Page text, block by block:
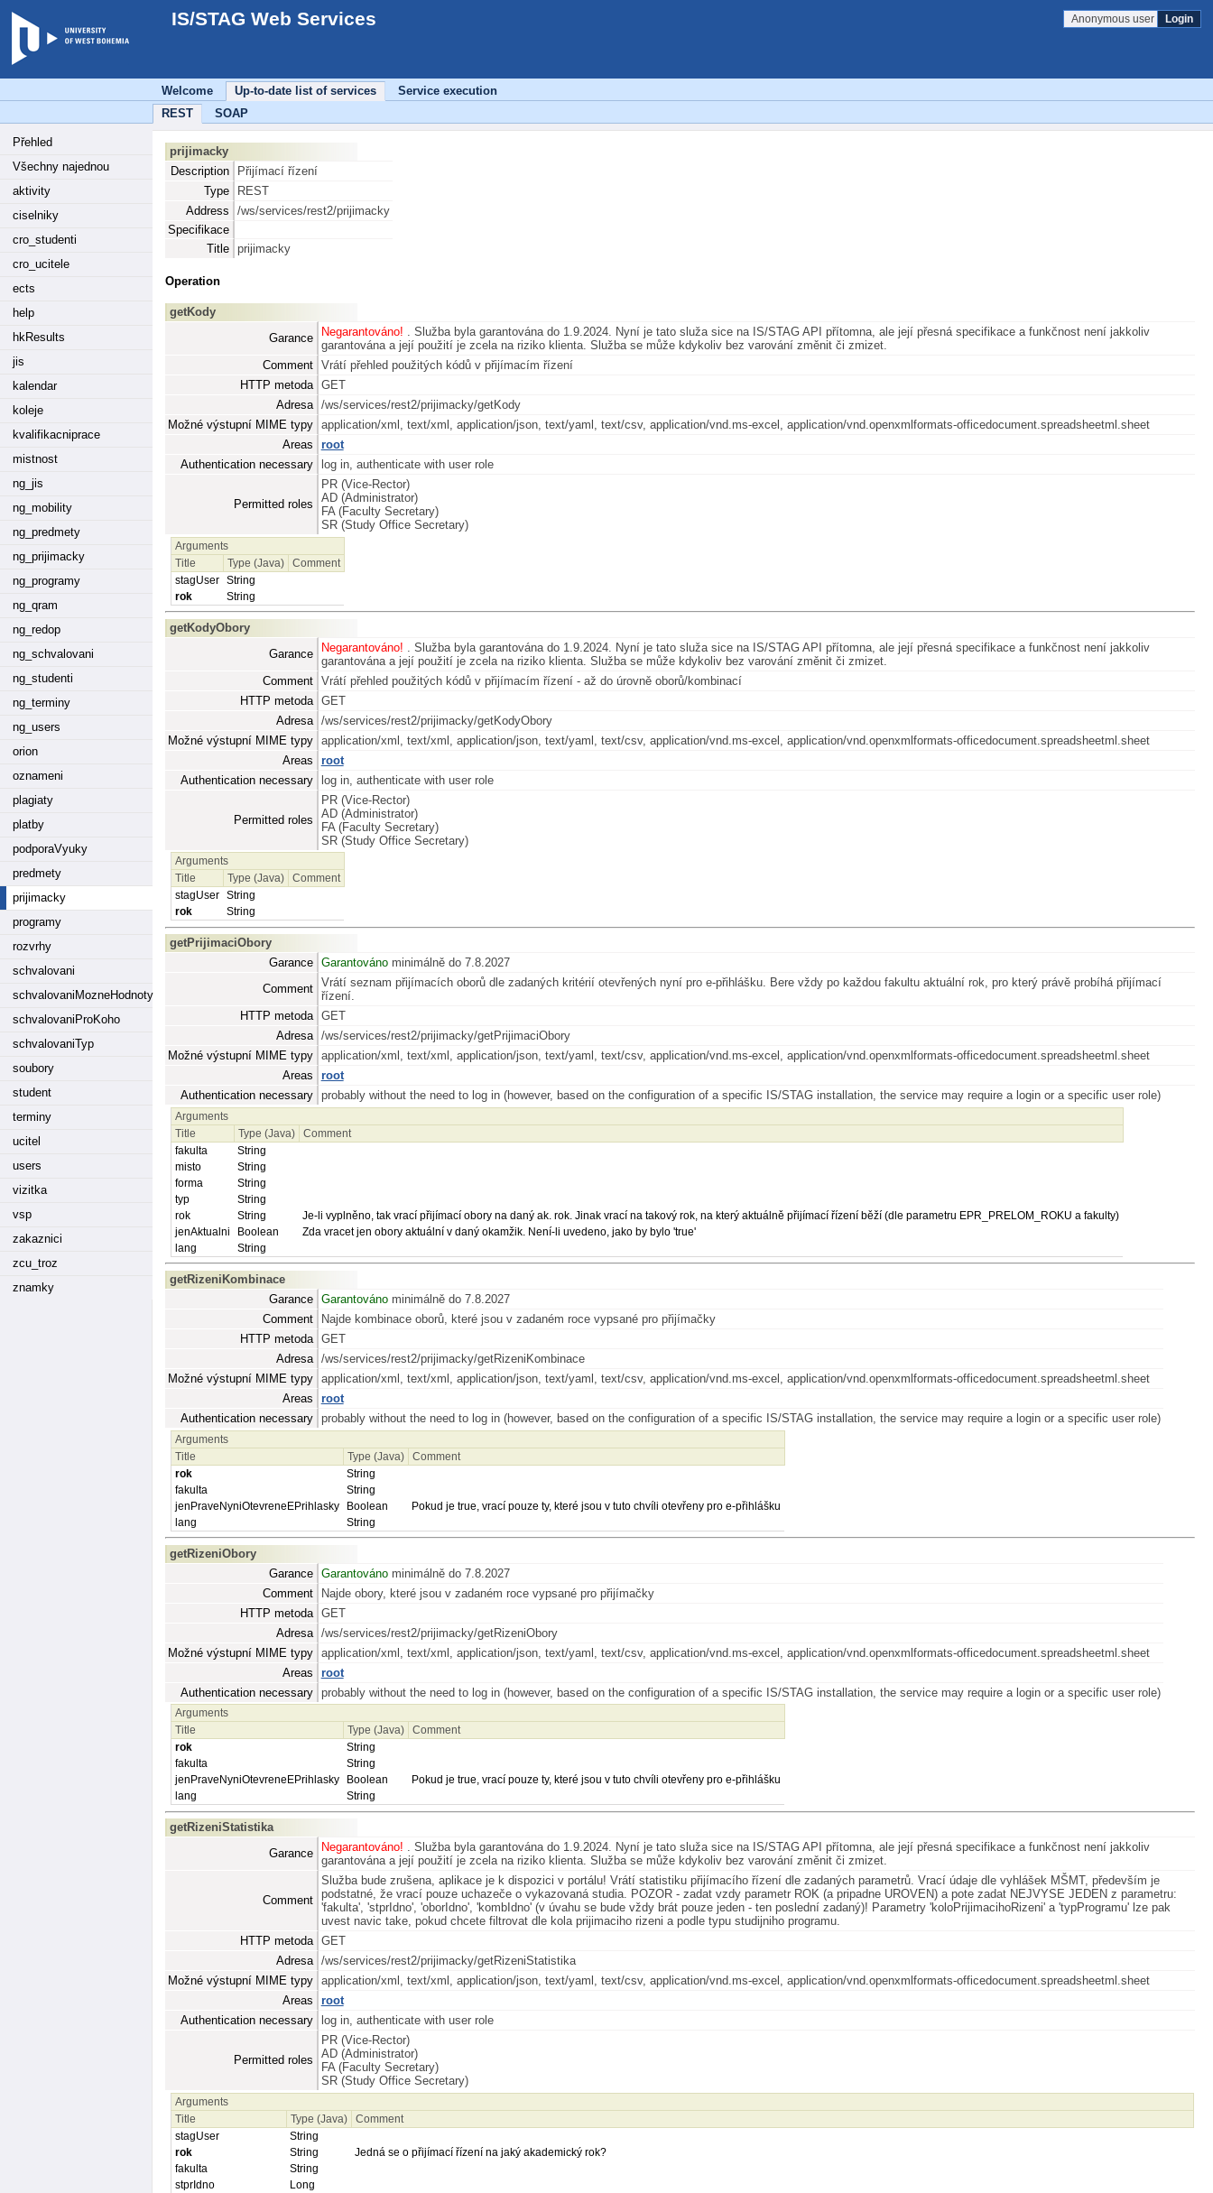
IS/STAG Web Services Anonymous user Login
Welcome Up-to-date list of services
Service execution
REST
SOAP
Přehled
Všechny najednou
aktivity
ciselniky
cro_studenti
cro_ucitele
ects
help
hkResults
jis
kalendar
koleje
kvalifikacniprace
mistnost
ng_jis
ng_mobility
ng_predmety
ng_prijimacky
ng_programy
ng_qram
ng_redop
ng_schvalovani
ng_studenti
ng_terminy
ng_users
orion
oznameni
plagiaty
platby
podporaVyuky
predmety
prijimacky
programy
rozvrhy
schvalovani
schvalovaniMozneHodnoty
schvalovaniProKoho
schvalovaniTyp
soubory
student
terminy
ucitel
users
vizitka
vsp
zakaznici
zcu_troz
znamky
prijimacky
Description
Přijímací řízení
Type
REST
Address
/ws/services/rest2/prijimacky
Specifikace
Title
prijimacky
Operation
getKody
Garance
Negarantováno! . Služba byla garantována do 1.9.2024. Nyní je tato služa sice na IS/STAG API přítomna, ale její přesná specifikace a funkčnost není jakkoliv
garantována a její použití je zcela na riziko klienta. Služba se může kdykoliv bez varování změnit či zmizet.
Comment
Vrátí přehled použitých kódů v přijímacím řízení
HTTP metoda
GET
Adresa
/ws/services/rest2/prijimacky/getKody
Možné výstupní MIME typy
application/xml, text/xml, application/json, text/yaml, text/csv, application/vnd.ms-excel, application/vnd.openxmlformats-officedocument.spreadsheetml.sheet
Areas
root
Authentication necessary
log in, authenticate with user role
Permitted roles
PR (Vice-Rector)
AD (Administrator)
FA (Faculty Secretary)
SR (Study Office Secretary)
Arguments
Title
Type (Java)
Comment
stagUser String
rok
String
getKodyObory
Garance
Negarantováno! . Služba byla garantována do 1.9.2024. Nyní je tato služa sice na IS/STAG API přítomna, ale její přesná specifikace a funkčnost není jakkoliv
garantována a její použití je zcela na riziko klienta. Služba se může kdykoliv bez varování změnit či zmizet.
Comment
Vrátí přehled použitých kódů v přijímacím řízení - až do úrovně oborů/kombinací
HTTP metoda
GET
Adresa
/ws/services/rest2/prijimacky/getKodyObory
Možné výstupní MIME typy
application/xml, text/xml, application/json, text/yaml, text/csv, application/vnd.ms-excel, application/vnd.openxmlformats-officedocument.spreadsheetml.sheet
Areas
root
Authentication necessary
log in, authenticate with user role
Permitted roles
PR (Vice-Rector)
AD (Administrator)
FA (Faculty Secretary)
SR (Study Office Secretary)
Arguments
Title
Type (Java)
Comment
stagUser String
rok
String
getPrijimaciObory
Garance
Garantovánominimálně do 7.8.2027
Comment
Vrátí seznam přijímacích oborů dle zadaných kritérií otevřených nyní pro e-přihlášku. Bere vždy po každou fakultu aktuální rok, pro který právě probíhá přijímací
řízení.
HTTP metoda
GET
Adresa
/ws/services/rest2/prijimacky/getPrijimaciObory
Možné výstupní MIME typy
application/xml, text/xml, application/json, text/yaml, text/csv, application/vnd.ms-excel, application/vnd.openxmlformats-officedocument.spreadsheetml.sheet
Areas
root
Authentication necessary
probably without the need to log in (however, based on the configuration of a specific IS/STAG installation, the service may require a login or a specific user role)
Arguments
Title
Type (Java)
Comment
fakulta
String
misto
String
forma
String
typ
String
rok
String
Je-li vyplněno, tak vrací přijímací obory na daný ak. rok. Jinak vrací na takový rok, na který aktuálně přijímací řízení běží (dle parametru EPR_PRELOM_ROKU a fakulty)
jenAktualni
Boolean
Zda vracet jen obory aktuální v daný okamžik. Není-li uvedeno, jako by bylo 'true'
lang
String
getRizeniKombinace
Garance
Garantovánominimálně do 7.8.2027
Comment
Najde kombinace oborů, které jsou v zadaném roce vypsané pro přijímačky
HTTP metoda
GET
Adresa
/ws/services/rest2/prijimacky/getRizeniKombinace
Možné výstupní MIME typy
application/xml, text/xml, application/json, text/yaml, text/csv, application/vnd.ms-excel, application/vnd.openxmlformats-officedocument.spreadsheetml.sheet
Areas
root
Authentication necessary
probably without the need to log in (however, based on the configuration of a specific IS/STAG installation, the service may require a login or a specific user role)
Arguments
Title
Type (Java)
Comment
rok
String
fakulta
String
jenPraveNyniOtevreneEPrihlasky
Boolean
Pokud je true, vrací pouze ty, které jsou v tuto chvíli otevřeny pro e-přihlášku
lang
String
getRizeniObory
Garance
Garantovánominimálně do 7.8.2027
Comment
Najde obory, které jsou v zadaném roce vypsané pro přijímačky
HTTP metoda
GET
Adresa
/ws/services/rest2/prijimacky/getRizeniObory
Možné výstupní MIME typy
application/xml, text/xml, application/json, text/yaml, text/csv, application/vnd.ms-excel, application/vnd.openxmlformats-officedocument.spreadsheetml.sheet
Areas
root
Authentication necessary
probably without the need to log in (however, based on the configuration of a specific IS/STAG installation, the service may require a login or a specific user role)
Arguments
Title
Type (Java)
Comment
rok
String
fakulta
String
jenPraveNyniOtevreneEPrihlasky
Boolean
Pokud je true, vrací pouze ty, které jsou v tuto chvíli otevřeny pro e-přihlášku
lang
String
getRizeniStatistika
Garance
Negarantováno! . Služba byla garantována do 1.9.2024. Nyní je tato služa sice na IS/STAG API přítomna, ale její přesná specifikace a funkčnost není jakkoliv
garantována a její použití je zcela na riziko klienta. Služba se může kdykoliv bez varování změnit či zmizet.
Comment
Služba bude zrušena, aplikace je k dispozici v portálu! Vrátí statistiku přijímacího řízení dle zadaných parametrů. Vrací údaje dle vyhlášek MŠMT, především je
podstatné, že vrací pouze uchazeče o vykazovaná studia. POZOR - zadat vzdy parametr ROK (a pripadne UROVEN) a pote zadat NEJVYSE JEDEN z parametru:
'fakulta', 'stprIdno', 'oborIdno', 'kombIdno' (v úvahu se bude vždy brát pouze jeden - ten poslední zadaný)! Parametry 'koloPrijimacihoRizeni' a 'typProgramu' lze pak
uvest navic take, pokud chcete filtrovat dle kola prijimaciho rizeni a podle typu studijniho programu.
HTTP metoda
GET
Adresa
/ws/services/rest2/prijimacky/getRizeniStatistika
Možné výstupní MIME typy
application/xml, text/xml, application/json, text/yaml, text/csv, application/vnd.ms-excel, application/vnd.openxmlformats-officedocument.spreadsheetml.sheet
Areas
root
Authentication necessary
log in, authenticate with user role
Permitted roles
PR (Vice-Rector)
AD (Administrator)
FA (Faculty Secretary)
SR (Study Office Secretary)
Arguments
Title
Type (Java)
Comment
stagUser
String
rok
String
Jedná se o přijímací řízení na jaký akademický rok?
fakulta
String
stprIdno
Long